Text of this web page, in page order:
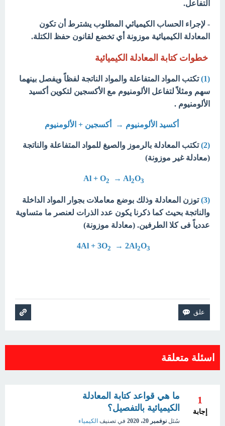
التفاعل.
- لإجراء الحساب الكيميائي المطلوب يشترط أن تكون
المعادلة الكيميائية موزونة أي تخضع لقانون حفظ الكتلة.
خطوات كتابة المعادلة الكيميائية
(1)
تكتب المواد المتفاعلة والمواد الناتجة لفظاً ويفصل بينهما
سهم ومثلاً لتفاعل الألومنيوم مع الأكسجين لتكوين أكسيد
الألومنيوم .
أكسيد الألومنيوم → أكسجين + الألومنيوم
(2)
تكتب المعادلة بالرموز والصيغ للمواد المتفاعلة والناتجة
(معادلة غير موزونة)
Al + O2 → Al2O3
(3)
توزن المعادلة وذلك بوضع معاملات بجوار المواد الداخلة
والناتجة بحيث كما ذكرنا يكون عدد الذرات لعنصر ما متساوية
عددياً فى كلا الطرفين. (معادلة موزونة)
2 → 2Al2O3
اسئلة متعلقة
1
إجابة
ما هي قواعد كتابة المعادلة
الكيميائية بالتفصيل؟
سُئل نوفمبر 20، 2020 في تصنيف الكيمياء